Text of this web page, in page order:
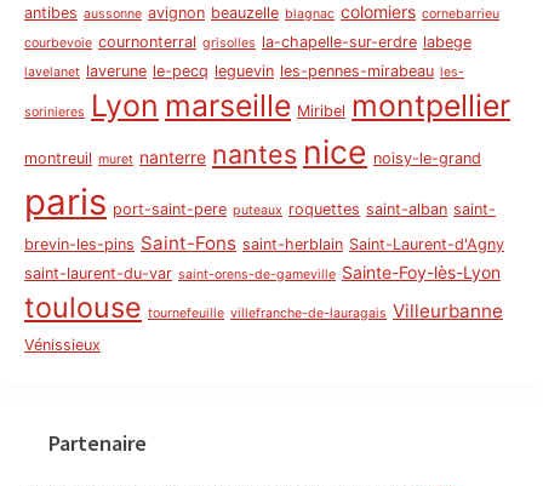
antibes aussonne avignon beauzelle blagnac colomiers cornebarrieu
courbevoie cournonterral grisolles la-chapelle-sur-erdre labege
lavelanet laverune le-pecq leguevin les-pennes-mirabeau les-
sorinieres Lyon marseille Miribel montpellier
montreuil muret nanterre nantes nice noisy-le-grand
paris port-saint-pere puteaux roquettes saint-alban saint-
brevin-les-pins Saint-Fons saint-herblain Saint-Laurent-d'Agny
saint-laurent-du-var saint-orens-de-gameville Sainte-Foy-lès-Lyon
toulouse tournefeuille villefranche-de-lauragais Villeurbanne
Vénissieux
Partenaire